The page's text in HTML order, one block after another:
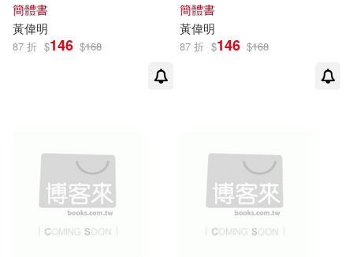
《十八大以來生態文明體制改革的
《崇明年鑒》編纂委員會(1)
《甘肅省公路建設項目房建工程施
工標準化指南(試行)》編寫組(1)
《生態丹青-生態文明建設典型案
例》編寫組（編）(1)
雲南人民出版社(3)
SONY MUSIC(2)
Warner Classics(2)
簡體書
黃偉明
87 折 $146 $168
簡體書
黃偉明
87 折 $146 $168